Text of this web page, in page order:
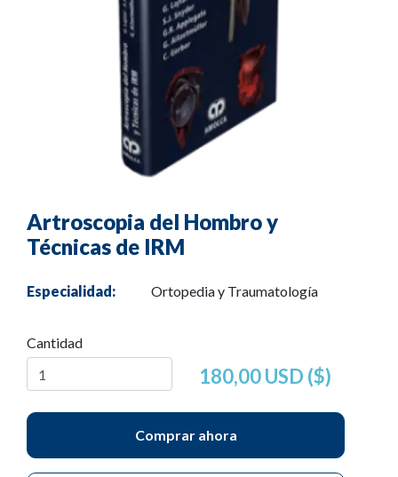
Artroscopia del Hombro y
Técnicas de IRM
Especialidad: Ortopedia y Traumatología
Cantidad
180,00 USD ($)
Comprar ahora